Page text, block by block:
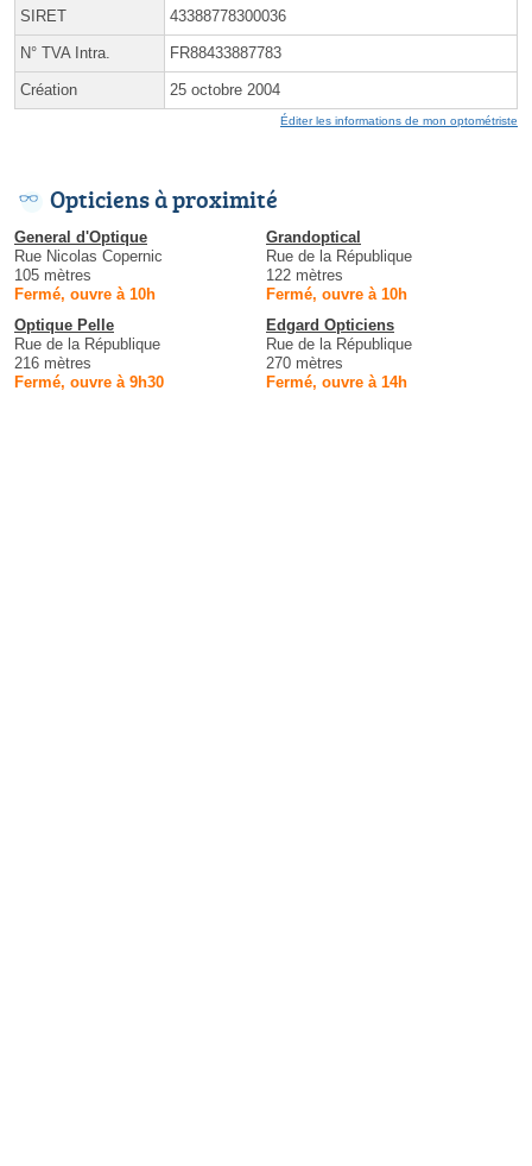
SIRET 43388778300036
N° TVA Intra. FR88433887783
Création 25 octobre 2004
Éditer les informations de mon optométriste
Opticiens à proximité
General d'Optique
Rue Nicolas Copernic
105 mètres
Fermé, ouvre à 10h
Grandoptical
Rue de la République
122 mètres
Fermé, ouvre à 10h
Optique Pelle
Rue de la République
216 mètres
Fermé, ouvre à 9h30
Edgard Opticiens
Rue de la République
270 mètres
Fermé, ouvre à 14h